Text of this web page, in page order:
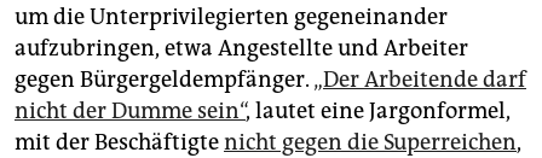
um die Unterprivilegierten gegeneinander
aufzubringen, etwa Angestellte und Arbeiter
gegen Bürgergeldempfänger. „Der Arbeitende darf
nicht der Dumme sein“, lautet eine Jargonformel,
mit der Beschäftigtenicht gegen die Super­reichen,